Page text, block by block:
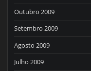
Outubro 2009
Setembro 2009
Agosto 2009
Julho 2009